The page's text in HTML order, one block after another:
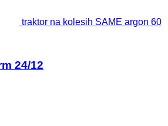
traktor na kolesih SAME argon 60
24/12